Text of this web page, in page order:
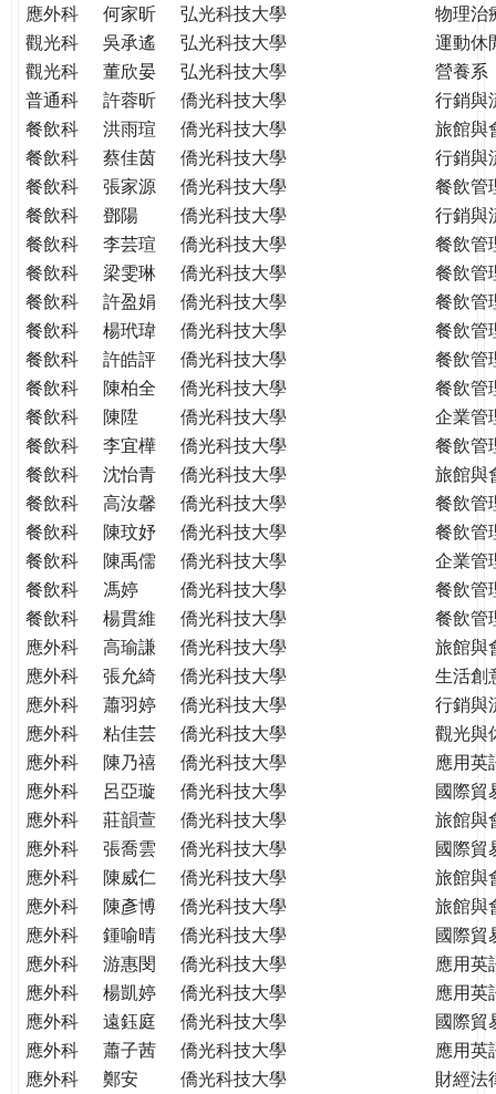
應外科
何家昕 弘光科技大學
物理治
觀光科
吳承遙 弘光科技大學
運動休
觀光科
董欣晏 弘光科技大學
營養系
普通科
許蓉昕 僑光科技大學
行銷與
餐飲科
洪雨瑄 僑光科技大學
旅館與
餐飲科
蔡佳茵 僑光科技大學
行銷與
餐飲科
張家源 僑光科技大學
餐飲管
餐飲科
鄧陽 僑光科技大學
行銷與
餐飲科
李芸瑄 僑光科技大學
餐飲管
餐飲科
梁雯琳 僑光科技大學
餐飲管
餐飲科
許盈娟 僑光科技大學
餐飲管
餐飲科
楊玳瑋 僑光科技大學
餐飲管
餐飲科
許皓評 僑光科技大學
餐飲管
餐飲科
陳柏全 僑光科技大學
餐飲管
餐飲科
陳陞 僑光科技大學
企業管
餐飲科
李宜樺 僑光科技大學
餐飲管
餐飲科
沈怡青 僑光科技大學
旅館與
餐飲科
高汝馨 僑光科技大學
餐飲管
餐飲科
陳玟妤 僑光科技大學
餐飲管
餐飲科
陳禹儒 僑光科技大學
企業管
餐飲科
馮婷 僑光科技大學
餐飲管
餐飲科
楊貫維 僑光科技大學
餐飲管
應外科
高瑜謙 僑光科技大學
旅館與
應外科
張允綺 僑光科技大學
生活創
應外科
蕭羽婷 僑光科技大學
行銷與
應外科
粘佳芸 僑光科技大學
觀光與
應外科
陳乃禧 僑光科技大學
應用英
應外科
呂亞璇 僑光科技大學
國際貿
應外科
莊韻萱 僑光科技大學
旅館與
應外科
張喬雲 僑光科技大學
國際貿
應外科
陳威仁 僑光科技大學
旅館與
應外科
陳彥博 僑光科技大學
旅館與
應外科
鍾喻晴 僑光科技大學
國際貿
應外科
游惠閔 僑光科技大學
應用英
應外科
楊凱婷 僑光科技大學
應用英
應外科
遠鈺庭 僑光科技大學
國際貿
應外科
蕭子茜 僑光科技大學
應用英
應外科
鄭安 僑光科技大學
財經法